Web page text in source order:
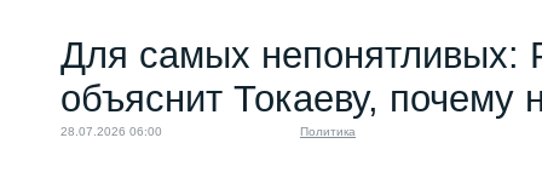
Для самых непонятливых:
объяснит Токаеву,
28.07.2026 06:00 Политика